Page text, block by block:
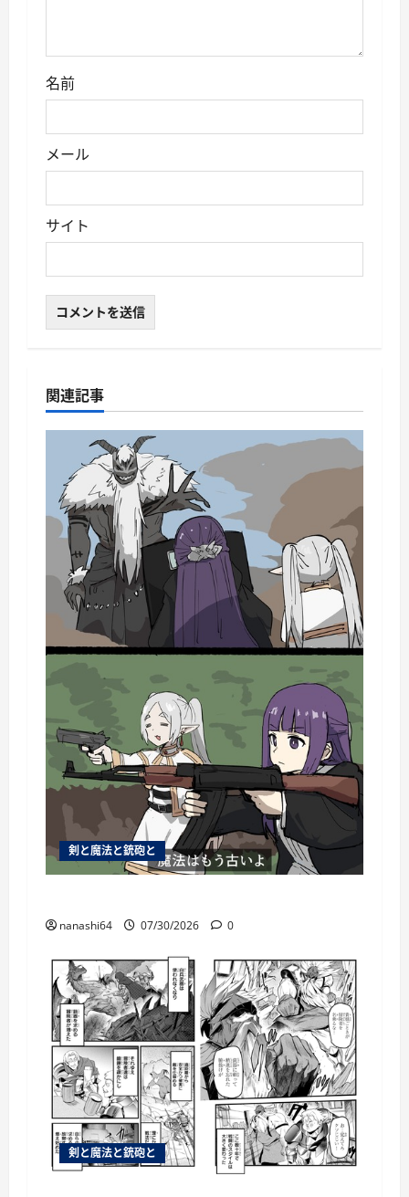
名前
メール
サイト
関連記事
剣と魔法と銃砲と
nanashi64 07/30/2026 0
剣と魔法と銃砲と